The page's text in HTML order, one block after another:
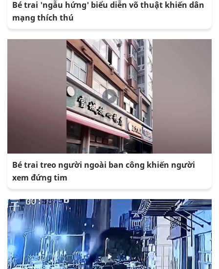
Bé trai 'ngẫu hứng' biểu diễn võ thuật khiến dân
mạng thích thú
Bé trai treo người ngoài ban công khiến người
xem đứng tim